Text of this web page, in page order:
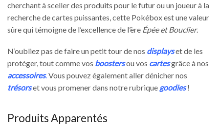
cherchant à sceller des produits pour le futur ou un joueur à la
recherche de cartes puissantes, cette Pokébox est une valeur
sûre qui témoigne de l’excellence de l’ère Épée et Bouclier.
N’oubliez pas de faire un petit tour de nos displayset de les
protéger, tout comme vos boostersou vos cartesgrâce à nos
accessoires.Vous pouvez également aller dénicher nos
trésorset vous promener dans notre rubrique goodies !
Produits Apparentés